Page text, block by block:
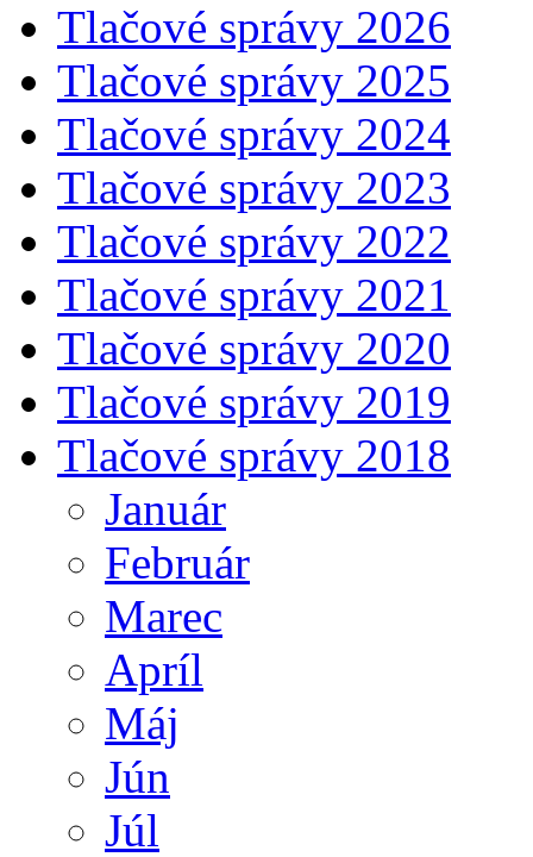
Tlačové správy 2026
Tlačové správy 2025
Tlačové správy 2024
Tlačové správy 2023
Tlačové správy 2022
Tlačové správy 2021
Tlačové správy 2020
Tlačové správy 2019
Tlačové správy 2018
Január
Február
Marec
Apríl
Máj
Jún
Júl